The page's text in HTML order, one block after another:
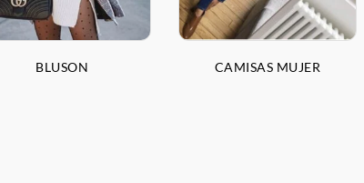
BLUSON CAMISAS MUJER